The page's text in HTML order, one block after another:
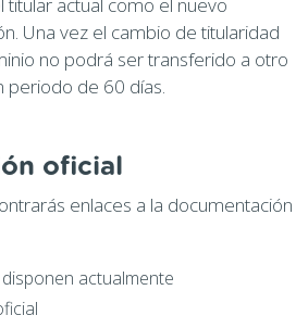
Una vez el cambio de titularidad
no podrá ser transferido a otro
periodo de 60 días.
oficial
enlaces a la documentación
actualmente